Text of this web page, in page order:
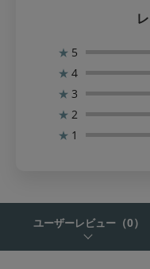
★ 5
★ 4
★ 3
★ 2
★ 1
ユーザーレビュー （0）